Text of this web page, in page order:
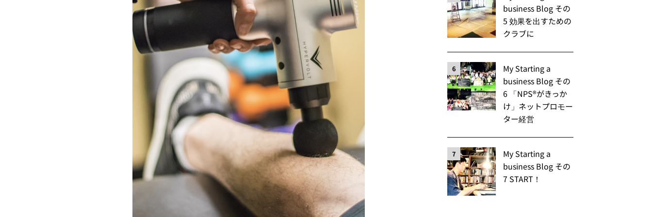
business Blog その
5 効果を出すための
クラブに
6
My Starting a
business Blog その
6 「NPS®️がきっか
け」ネットプロモー
ター経営
7
My Starting a
business Blog その
7 START！